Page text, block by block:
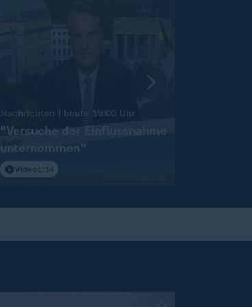
Nachrichten | heute 19:00 Uhr:
"Versuche der Einflussnahme
unternommen"
Video 1:14